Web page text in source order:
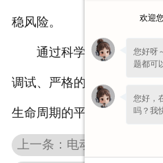
稳风险。
通过科学的设计验证、
调试、严格的维护管理，龙
生命周期的平稳运行，为生
上一条：电动轨道平车性
欢迎
您好呀
题都可
您好，
吗？我